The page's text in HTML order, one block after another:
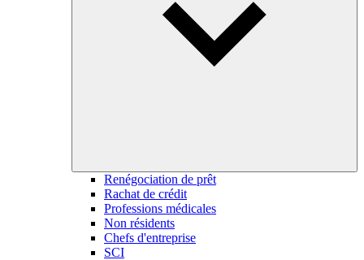
Renégociation de prêt
Rachat de crédit
Professions médicales
Non résidents
Chefs d'entreprise
SCI